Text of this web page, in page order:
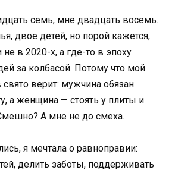
семь, мне двадцать восемь.
двое детей, но порой кажется,
в 2020-х, а где-то в эпоху
за колбасой. Потому что мой
верит: мужчина обязан
а женщина — стоять у плиты и
А мне не до смеха.
я мечтала о равноправии:
делить заботы, поддерживать